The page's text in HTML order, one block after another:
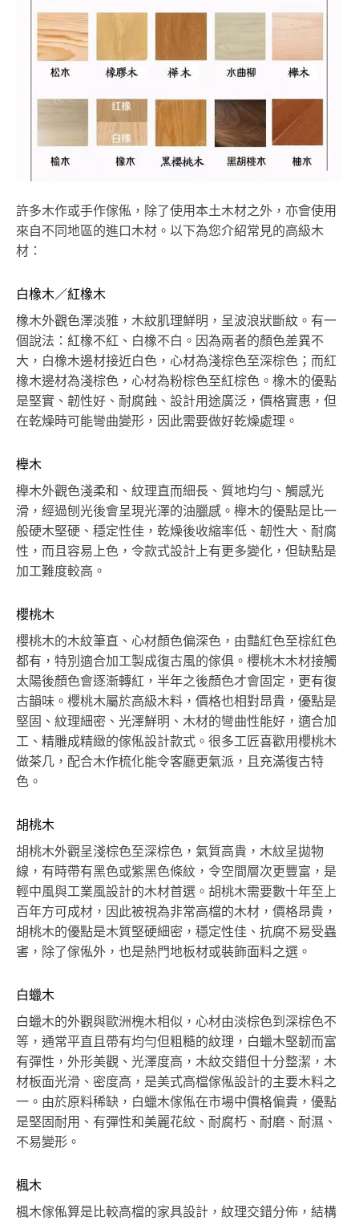
許多木作或手作傢俬，除了使用本土木材之外，亦會使用
來自不同地區的進口木材。以下為您介紹常見的高級木
材：
白橡木／紅橡木
橡木外觀色澤淡雅，木紋肌理鮮明，呈波浪狀斷紋。有一
個說法：紅橡不紅、白橡不白。因為兩者的顏色差異不
大，白橡木邊材接近白色，心材為淺棕色至深棕色；而紅
橡木邊材為淺棕色，心材為粉棕色至紅棕色。橡木的優點
是堅實、韌性好、耐腐蝕、設計用途廣泛，價格實惠，但
在乾燥時可能彎曲變形，因此需要做好乾燥處理。
櫸木
櫸木外觀色淺柔和、紋理直而細長、質地均勻、觸感光
滑，經過刨光後會呈現光澤的油臘感。櫸木的優點是比一
般硬木堅硬、穩定性佳，乾燥後收縮率低、韌性大、耐腐
性，而且容易上色，令款式設計上有更多變化，但缺點是
加工難度較高。
櫻桃木
櫻桃木的木紋筆直、心材顏色偏深色，由豔紅色至棕紅色
都有，特別適合加工製成復古風的傢俱。櫻桃木木材接觸
太陽後顏色會逐漸轉紅，半年之後顏色才會固定，更有復
古韻味。櫻桃木屬於高級木料，價格也相對昂貴，優點是
堅固、紋理細密、光澤鮮明、木材的彎曲性能好，適合加
工、精雕成精緻的傢俬設計款式。很多工匠喜歡用櫻桃木
做茶几，配合木作梳化能令客廳更氣派，且充滿復古特
色。
胡桃木
胡桃木外觀呈淺棕色至深棕色，氣質高貴，木紋呈拋物
線，有時帶有黑色或紫黑色條紋，令空間層次更豐富，是
輕中風與工業風設計的木材首選。胡桃木需要數十年至上
百年方可成材，因此被視為非常高檔的木材，價格昂貴，
胡桃木的優點是木質堅硬細密，穩定性佳、抗腐不易受蟲
害，除了傢俬外，也是熱門地板材或裝飾面料之選。
白蠟木
白蠟木的外觀與歐洲槐木相似，心材由淡棕色到深棕色不
等，通常平直且帶有均勻但粗糙的紋理，白蠟木堅韌而富
有彈性，外形美觀、光澤度高，木紋交錯但十分整潔，木
材板面光滑、密度高，是美式高檔傢俬設計的主要木料之
一。由於原料稀缺，白蠟木傢俬在市場中價格偏貴，優點
是堅固耐用、有彈性和美麗花紋、耐腐朽、耐磨、耐濕、
不易變形。
楓木
楓木傢俬算是比較高檔的家具設計，紋理交錯分佈，結構